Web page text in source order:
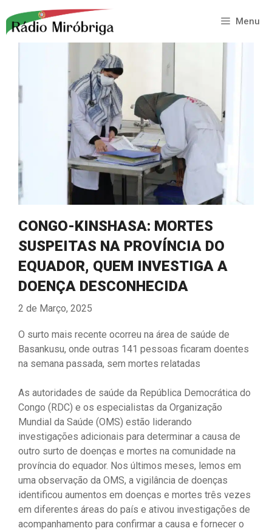
para
Menu
CONGO-KINSHASA: MORTES
SUSPEITAS NA PROVÍNCIA DO
EQUADOR, QUEM INVESTIGA A
DOENÇA DESCONHECIDA
2 de Março, 2025
O surto mais recente ocorreu na área de saúde de
Basankusu, onde outras 141 pessoas ficaram doentes
na semana passada, sem mortes relatadas
As autoridades de saúde da República Democrática do
Congo (RDC) e os especialistas da Organização
Mundial da Saúde (OMS) estão liderando
investigações adicionais para determinar a causa de
outro surto de doenças e mortes na comunidade na
província do equador. Nos últimos meses, lemos em
uma observação da OMS, a vigilância de doenças
identificou aumentos em doenças e mortes três vezes
em diferentes áreas do país e ativou investigações de
acompanhamento para confirmar a causa e fornecer o